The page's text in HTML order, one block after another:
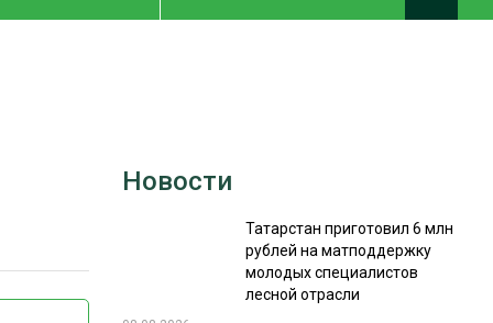
WOODEX-2021
СУШКА ДРЕВЕСИНЫ
Новости
Татарстан приготовил 6 млн
рублей на матподдержку
молодых специалистов
лесной отрасли